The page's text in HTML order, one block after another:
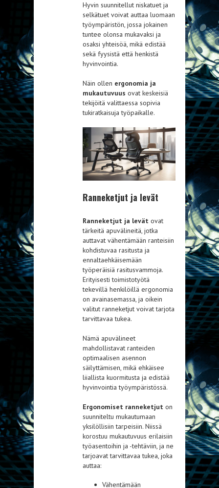
Hyvin suunnitellut niskatuet ja
selkätuet voivat auttaa luomaan
työympäristön, jossa jokainen
tuntee olonsa mukavaksi ja
osaksi yhteisöä, mikä edistää
sekä fyysistä että henkistä
hyvinvointia.
Näin ollen ergonomia ja
mukautuvuus ovat keskeisiä
tekijöitä valittaessa sopivia
tukiratkaisuja työpaikalle.
Ranneketjut ja levät
Ranneketjut ja levät ovat
tärkeitä apuvälineitä, jotka
auttavat vähentämään ranteisiin
kohdistuvaa rasitusta ja
ennaltaehkäisemään
työperäisiä rasitusvammoja.
Erityisesti toimistotyötä
tekevillä henkilöillä ergonomia
on avainasemassa, ja oikein
valitut ranneketjut voivat tarjota
tarvittavaa tukea.
Nämä apuvälineet
mahdollistavat ranteiden
optimaalisen asennon
säilyttämisen, mikä ehkäisee
liiallista kuormitusta ja edistää
hyvinvointia työympäristössä.
Ergonomiset ranneketjut on
suunniteltu mukautumaan
yksilöllisiin tarpeisiin. Niissä
korostuu mukautuvuus erilaisiin
työasentoihin ja -tehtäviin, ja ne
tarjoavat tarvittavaa tukea, joka
auttaa:
Vähentämään